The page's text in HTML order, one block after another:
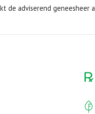
de adviserend geneesheer